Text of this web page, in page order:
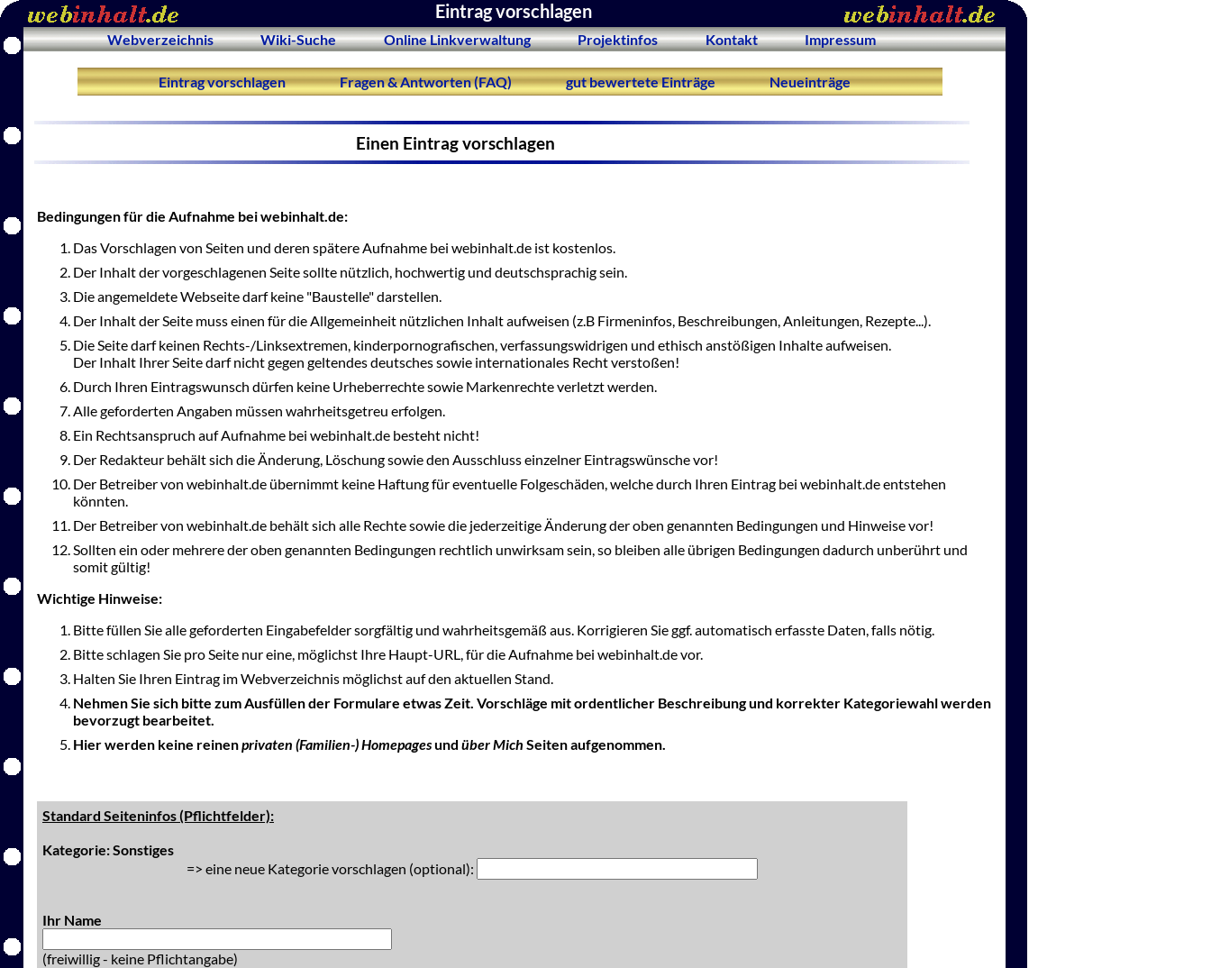
Eintrag vorschlagen
Webverzeichnis Wiki-Suche Online Linkverwaltung Projektinfos Kontakt Impressum
Eintrag vorschlagen Fragen & Antworten (FAQ) gut bewertete Einträge Neueinträge
Einen Eintrag vorschlagen
Bedingungen für die Aufnahme bei webinhalt.de:
Das Vorschlagen von Seiten und deren spätere Aufnahme bei webinhalt.de ist kostenlos.
Der Inhalt der vorgeschlagenen Seite sollte nützlich, hochwertig und deutschsprachig sein.
Die angemeldete Webseite darf keine "Baustelle" darstellen.
Der Inhalt der Seite muss einen für die Allgemeinheit nützlichen Inhalt aufweisen (z.B Firmeninfos, Beschreibungen, Anleitungen, Rezepte...).
Die Seite darf keinen Rechts-/Linksextremen, kinderpornografischen, verfassungswidrigen und ethisch anstößigen Inhalte aufweisen.
Der Inhalt Ihrer Seite darf nicht gegen geltendes deutsches sowie internationales Recht verstoßen!
Durch Ihren Eintragswunsch dürfen keine Urheberrechte sowie Markenrechte verletzt werden.
Alle geforderten Angaben müssen wahrheitsgetreu erfolgen.
Ein Rechtsanspruch auf Aufnahme bei webinhalt.de besteht nicht!
Der Redakteur behält sich die Änderung, Löschung sowie den Ausschluss einzelner Eintragswünsche vor!
Der Betreiber von webinhalt.de übernimmt keine Haftung für eventuelle Folgeschäden, welche durch Ihren Eintrag bei webinhalt.de entstehen
könnten.
Der Betreiber von webinhalt.de behält sich alle Rechte sowie die jederzeitige Änderung der oben genannten Bedingungen und Hinweise vor!
Sollten ein oder mehrere der oben genannten Bedingungen rechtlich unwirksam sein, so bleiben alle übrigen Bedingungen dadurch unberührt und
somit gültig!
Wichtige Hinweise:
Bitte füllen Sie alle geforderten Eingabefelder sorgfältig und wahrheitsgemäß aus. Korrigieren Sie ggf. automatisch erfasste Daten, falls nötig.
Bitte schlagen Sie pro Seite nur eine, möglichst Ihre Haupt-URL, für die Aufnahme bei webinhalt.de vor.
Halten Sie Ihren Eintrag im Webverzeichnis möglichst auf den aktuellen Stand.
Nehmen Sie sich bitte zum Ausfüllen der Formulare etwas Zeit. Vorschläge mit ordentlicher Beschreibung und korrekter Kategoriewahl werden
bevorzugt bearbeitet.
Hier werden keine reinenprivaten (Familien-) Homepagesund über Mich Seiten aufgenommen.
Standard Seiteninfos (Pflichtfelder):
Kategorie: Sonstiges
=> eine neue Kategorie vorschlagen (optional):
Ihr Name
(freiwillig - keine Pflichtangabe)